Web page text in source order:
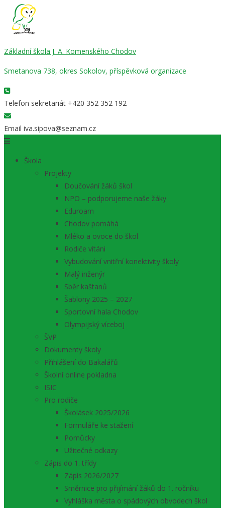
Základní škola J. A. Komenského Chodov
Smetanova 738, okres Sokolov, příspěvková organizace
Telefon sekretariát +420 352 352 192
Email iva.sipova@seznam.cz
Škola
Projekty
Doučování žáků škol
NPO – podporujeme naše žáky
Eduroam
Chodov pomáhá
Mléko a ovoce do škol
Rodiče vítáni
Vybudování vnitřní konektivity školy
Malý inženýr
Sběr kaštanů
Šablony 2025 – 2027
Sportovní hala Chodov
Olympijský víceboj
ŠVP
Dokumenty školy
Přihlášení do Bakalářů
Školní online pokladna
ISIC
Pro rodiče
Školásek 2025/2026
Formuláře ke stažení
Pomůcky
Užitečné odkazy
Zápis do 1. třídy
Zápis 2026/2027
Směrnice pro přijímání žáků do 1. ročníku
Vyhláška města o spádových obvodech škol